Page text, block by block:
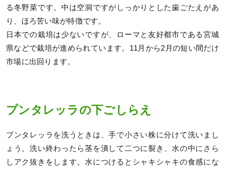
る冬野菜です。中は空洞ですがしっかりとした歯ごたえがあ
り、ほろ苦い味が特徴です。
日本での栽培は少ないですが、ローマと友好都市である宮城
県などで栽培が進められています。11月から2月の短い間だけ
市場に出回ります。
プンタレッラの下ごしらえ
プンタレッラを洗うときは、手で小さい株に分けて洗いまし
ょう。洗い終わったら茎を潰して二つに裂き、水の中にさら
しアク抜きをします。水につけるとシャキシャキの食感にな